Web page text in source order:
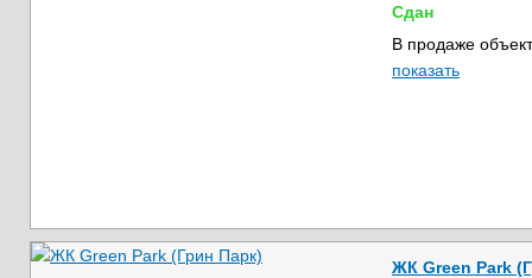
Сдан
В продаже
показать
ЖК Green Park